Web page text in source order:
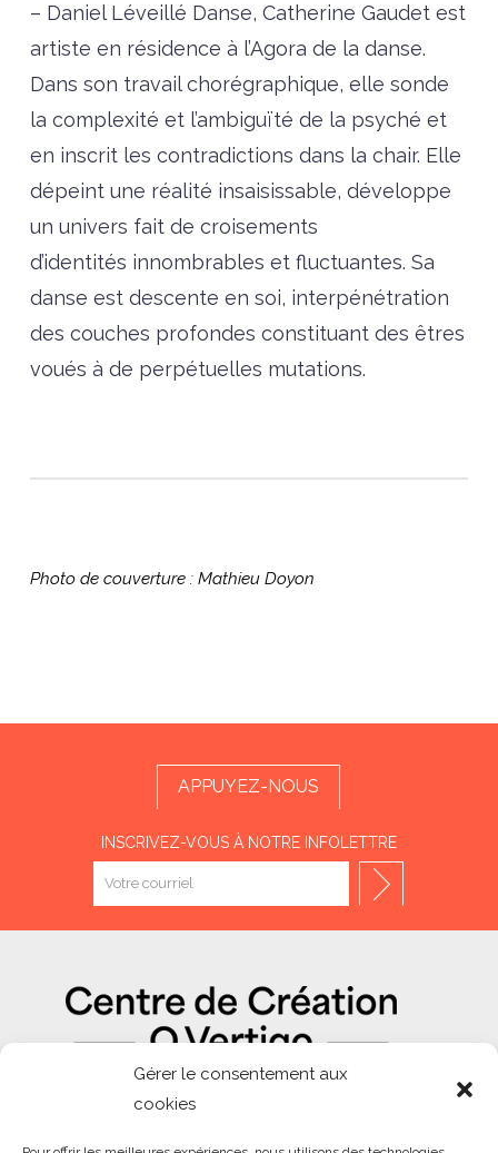
Gérer le consentement aux
cookies
– Daniel Léveillé Danse, Catherine Gaudet est
artiste en résidence à l’Agora de la danse.
Dans son travail chorégraphique, elle sonde
la complexité et l’ambiguïté de la psyché et
en inscrit les contradictions dans la chair. Elle
dépeint une réalité insaisissable, développe
un univers fait de croisements
d’identités innombrables et fluctuantes. Sa
danse est descente en soi, interpénétration
des couches profondes constituant des êtres
voués à de perpétuelles mutations.
Photo de couverture : Mathieu Doyon
APPUYEZ-NOUS
INSCRIVEZ-VOUS À NOTRE INFOLETTRE
NOS PARTENAIRES